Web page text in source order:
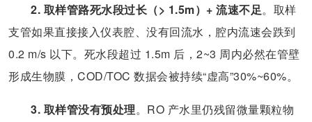
2. 取样管路死水段过长（> 1.5m）+ 流速不足。取样
支管如果直接接入仪表腔、没有回流水，腔内流速会跌到
0.2 m/s 以下。死水段超过 1.5m 后，2~3 周内必然在管壁
形成生物膜，COD/TOC 数据会被持续“虚高”30%~60%。
3. 取样管没有预处理。RO 产水里仍残留微量颗粒物